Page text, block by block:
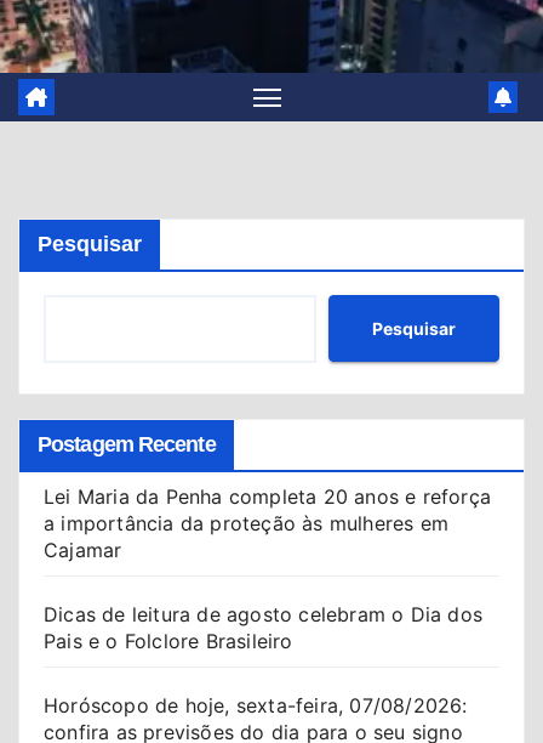
Pesquisar
Pesquisar
Postagem Recente
Lei Maria da Penha completa 20 anos e reforça
a importância da proteção às mulheres em
Cajamar
Dicas de leitura de agosto celebram o Dia dos
Pais e o Folclore Brasileiro
Horóscopo de hoje, sexta-feira, 07/08/2026:
confira as previsões do dia para o seu signo